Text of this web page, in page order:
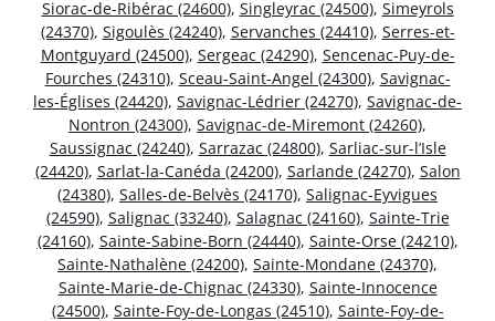
Siorac-de-Ribérac (24600), Singleyrac (24500), Simeyrols
(24370), Sigoulès (24240), Servanches (24410), Serres-et-
Montguyard (24500), Sergeac (24290), Sencenac-Puy-de-
Fourches (24310), Sceau-Saint-Angel (24300), Savignac-
les-Églises (24420), Savignac-Lédrier (24270), Savignac-de-
Nontron (24300), Savignac-de-Miremont (24260),
Saussignac (24240), Sarrazac (24800), Sarliac-sur-l’Isle
(24420), Sarlat-la-Canéda (24200), Sarlande (24270), Salon
(24380), Salles-de-Belvès (24170), Salignac-Eyvigues
(24590), Salignac (33240), Salagnac (24160), Sainte-Trie
(24160), Sainte-Sabine-Born (24440), Sainte-Orse (24210),
Sainte-Nathalène (24200), Sainte-Mondane (24370),
Sainte-Marie-de-Chignac (24330), Sainte-Innocence
(24500), Sainte-Foy-de-Longas (24510), Sainte-Foy-de-